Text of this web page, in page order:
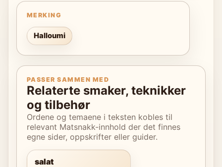
MERKING
Halloumi
PASSER SAMMEN MED
Relaterte smaker, teknikker
og tilbehør
Ordene og temaene i teksten kobles til
relevant Matsnakk-innhold der det finnes
egne sider, oppskrifter eller guider.
salat